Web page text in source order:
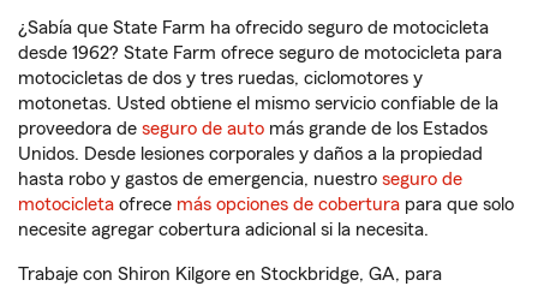
¿Sabía que State Farm ha ofrecido seguro de motocicleta
desde 1962? State Farm ofrece seguro de motocicleta para
motocicletas de dos y tres ruedas, ciclomotores y
motonetas. Usted obtiene el mismo servicio confiable de la
proveedora de seguro de auto más grande de los Estados
Unidos. Desde lesiones corporales y daños a la propiedad
hasta robo y gastos de emergencia, nuestro seguro de
motocicleta ofrece más opciones de cobertura para que solo
necesite agregar cobertura adicional si la necesita.
Trabaje con Shiron Kilgore en Stockbridge, GA, para